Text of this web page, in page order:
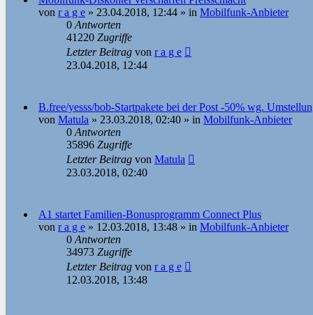
von r a g e » 23.04.2018, 12:44 » in Mobilfunk-Anbieter
0Antworten
41220 Zugriffe
Letzter Beitrag von r a g e
23.04.2018, 12:44
B.free/yesss/bob-Startpakete bei der Post -50% wg.
von Matula » 23.03.2018, 02:40 » in Mobilfunk-Anbieter
0Antworten
35896 Zugriffe
Letzter Beitrag von Matula
23.03.2018, 02:40
A1 startet Familien-Bonusprogramm Connect Plus
von r a g e » 12.03.2018, 13:48 » in Mobilfunk-Anbieter
0Antworten
34973 Zugriffe
Letzter Beitrag von r a g e
12.03.2018, 13:48